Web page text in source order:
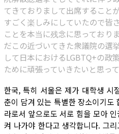
てきておりまして出席すること
すごく楽しみにしていたので皆
ことを本当に残念に思っており
だこの近づいてきた衆議院の選
して日本におけるLGBTQ+の政
ために頑張っていきたいと思って
한국, 특히 서울은 제가 대학생 시
춘이 담겨 있는 특별한 장소이기도
라로서 앞으로도 서로 힘을 모아
켜 나가야 한다고 생각합니다. 그